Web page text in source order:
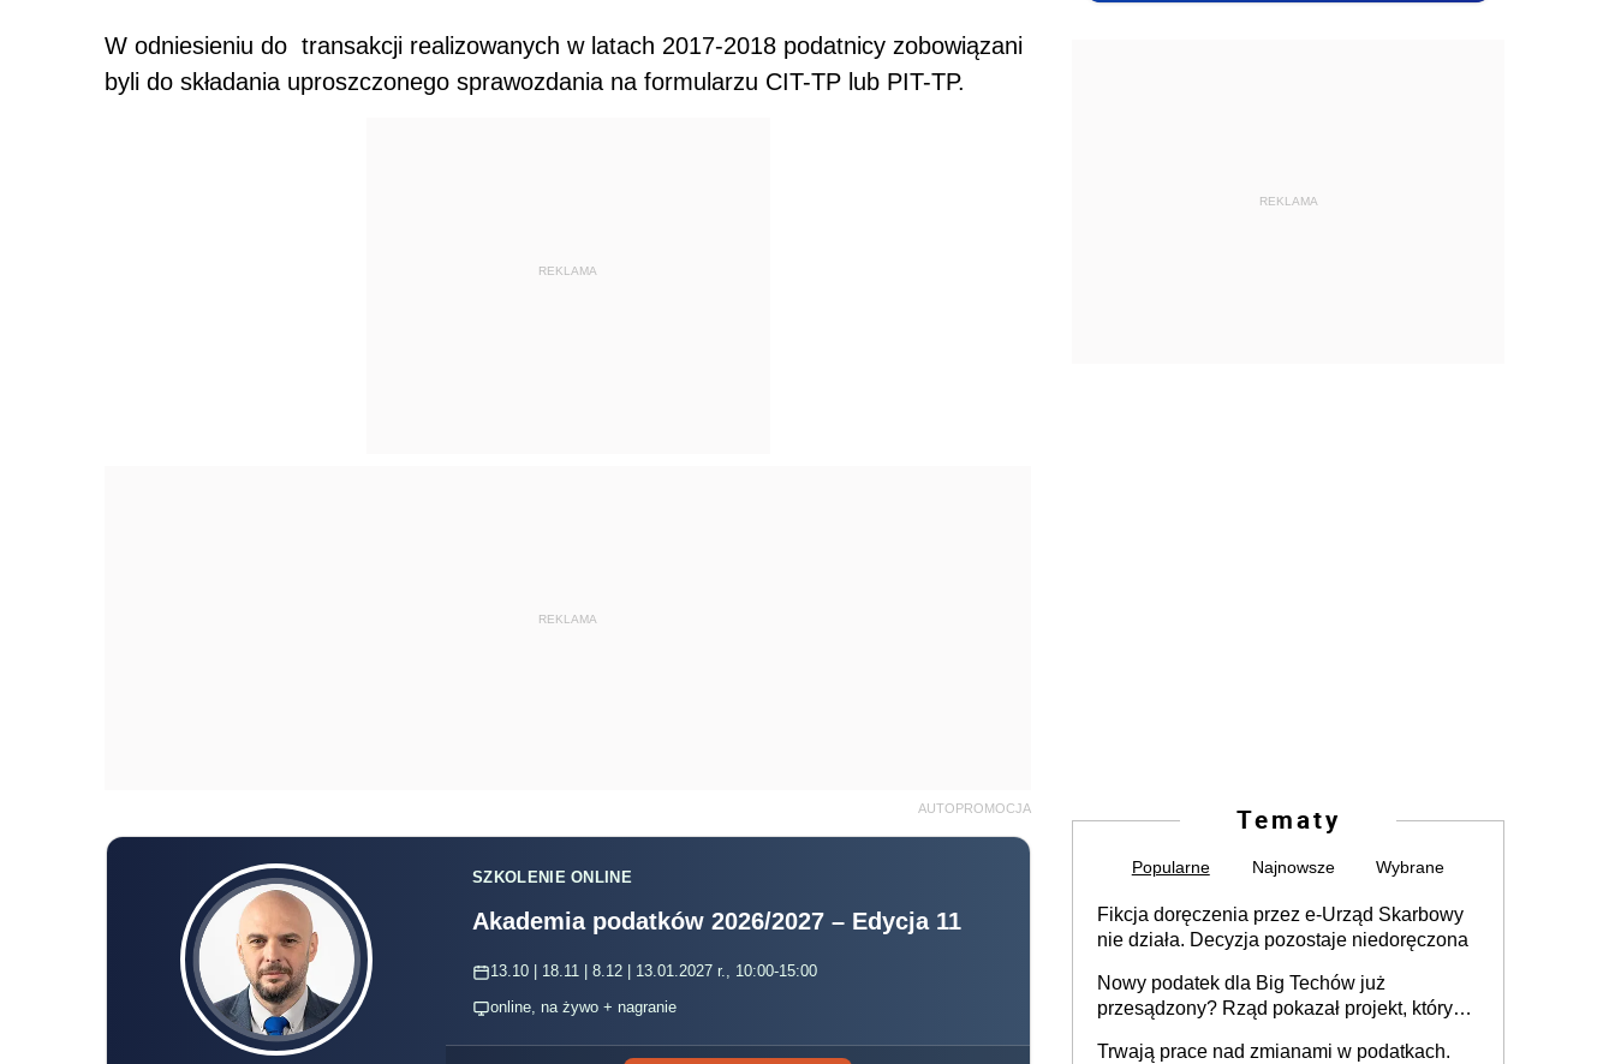
W odniesieniu do transakcji realizowanych w latach 2017-2018 podatnicy zobowiązani
byli do składania uproszczonego sprawozdania na formularzu CIT-TP lub PIT-TP.
REKLAMA
REKLAMA
AUTOPROMOCJA
SZKOLENIE ONLINE
Akademia podatków 2026/2027 – Edycja 11
13.10 | 18.11 | 8.12 | 13.01.2027 r., 10:00-15:00
online, na żywo + nagranie
REKLAMA
Tematy
Popularne Najnowsze Wybrane
Fikcja doręczenia przez e-Urząd Skarbowy
nie działa. Decyzja pozostaje niedoręczona
Nowy podatek dla Big Techów już
przesądzony? Rząd pokazał projekt, który
Trwają prace nad zmianami w podatkach.